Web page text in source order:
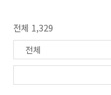
전체 1,329